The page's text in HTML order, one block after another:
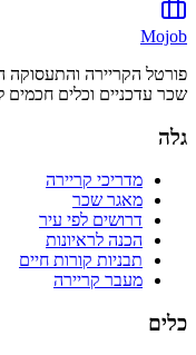
Mojob
פורטל הקריירה והתעסוקה
שכר עדכניים וכלים חכמים
גלה
מדריכי קריירה
מאגר שכר
דרושים לפי עיר
הכנה לראיונות
תבניות קורות חיים
מעבר קריירה
כלים